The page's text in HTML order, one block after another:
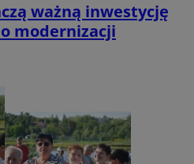
ważną inwestycję
modernizacji